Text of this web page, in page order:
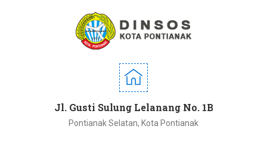
Jl. Gusti Sulung Lelanang No. 1B
Pontianak Selatan, Kota Pontianak